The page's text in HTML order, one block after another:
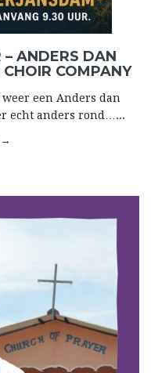
ANDERS DAN
COMPANY
een Anders dan
echt anders rond…...